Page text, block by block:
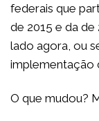
federais que
de 2015 e da
lado agora, ou
implementação
O que mudou?